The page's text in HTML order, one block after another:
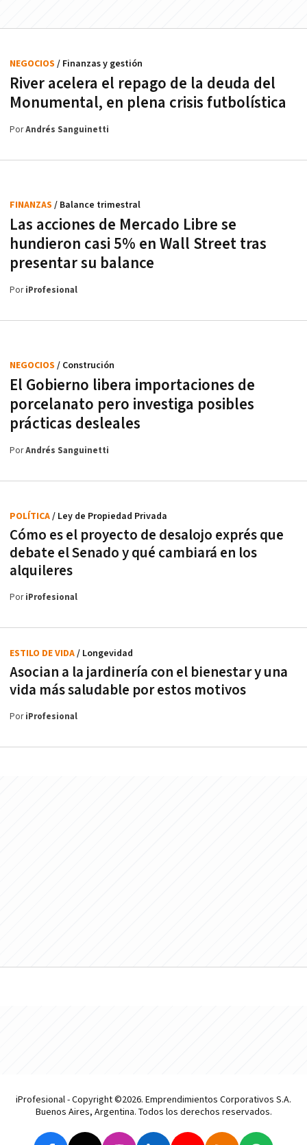
River acelera el repago de la deuda del
Monumental, en plena crisis futbolística
NEGOCIOS / Finanzas y gestión
PorAndrés Sanguinetti
Las acciones de Mercado Libre se
hundieron casi 5% en Wall Street tras
presentar su balance
FINANZAS / Balance trimestral
PoriProfesional
El Gobierno libera importaciones de
porcelanato pero investiga posibles
prácticas desleales
NEGOCIOS / Construción
PorAndrés Sanguinetti
Cómo es el proyecto de desalojo exprés que
debate el Senado y qué cambiará en los
alquileres
POLÍTICA/ Ley de Propiedad Privada
PoriProfesional
Asocian a la jardinería con el bienestar y una
vida más saludable por estos motivos
ESTILO DE VIDA/ Longevidad
PoriProfesional
iProfesional - Copyright ©2026. Emprendimientos Corporativos S.A.
Buenos Aires, Argentina. Todos los derechos reservados.